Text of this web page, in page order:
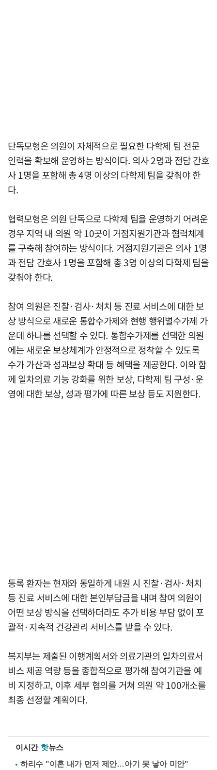
단독모형은 의원이 자체적으로 필요한 다학제 팀 전문
인력을 확보해 운영하는 방식이다. 의사 2명과 전담 간호
사 1명을 포함해 총 4명 이상의 다학제 팀을 갖춰야 한
다.
협력모형은 의원 단독으로 다학제 팀을 운영하기 어려운
경우 지역 내 의원 약 10곳이 거점지원기관과 협력체계
를 구축해 참여하는 방식이다. 거점지원기관은 의사 1명
과 전담 간호사 1명을 포함해 총 3명 이상의 다학제 팀을
갖춰야 한다.
참여 의원은 진찰·검사·처치 등 진료 서비스에 대한 보
상 방식으로 새로운 통합수가제와 현행 행위별수가제 가
운데 하나를 선택할 수 있다. 통합수가제를 선택한 의원
에는 새로운 보상체계가 안정적으로 정착할 수 있도록
수가 가산과 성과보상 확대 등 혜택을 제공한다. 이와 함
께 일차의료 기능 강화를 위한 보상, 다학제 팀 구성·운
영에 대한 보상, 성과 평가에 따른 보상 등도 지원한다.
등록 환자는 현재와 동일하게 내원 시 진찰·검사·처치
등 진료 서비스에 대한 본인부담금을 내며 참여 의원이
어떤 보상 방식을 선택하더라도 추가 비용 부담 없이 포
괄적·지속적 건강관리 서비스를 받을 수 있다.
복지부는 제출된 이행계획서와 의료기관의 일차의료서
비스 제공 역량 등을 종합적으로 평가해 참여기관을 예
비 지정하고, 이후 세부 협의를 거쳐 의원 약 100개소를
최종 선정할 계획이다.
이시간 핫뉴스
하리수 "이혼 내가 먼저 제안…아기 못 낳아 미안"